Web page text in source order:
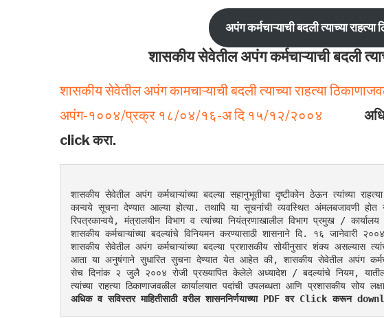
अपंग कर्मचाऱ्याची बदली त्याच्या
शासकीय सेवेतील अपंग कर्मचाऱ्याची बदली
शासकीय सेवेतील अपंग कामचाऱ्याची बदली त्याच्या राहत्या
अपंग-१००४/प्रक्र १८/०४/१६-अ दि १५/१२/२००४
click करा.
शासकीय सेवेतील अपंग कर्मचाऱ्यांच्या बदल्या सहानुभूतीचा दृष्टीकोन ठेऊन त्यांच्या
कान्वये सूचना देण्यात आल्या होत्या. तथापि या सूचनांची व्यवस्थित अंमलबजावणी
रिपत्रकान्वये, मंत्रालयीन विभाग व त्यांच्या नियंत्रणाखालील विभाग प्रमुख /
शासकीय कर्मचाऱ्यांच्या बदल्यांचे विनियमन करण्यासाठी शासनाने दि. १६ जानेवारी
शासकीय सेवेतील अपंग कर्मचाऱ्यांच्या बदल्या प्रशासकीय सोयीनुसार शंक्य असल्यास
आता या अनुषंगाने सुधारित सुचना देण्यात येत आहेत की, शासकीय सेवेतील अपंग
सेच दिनांक २ जुलै २००४ रोजी प्रख्यापित केलेले अध्यादेश / बदल्यांचे नियम, यातील
त्यांच्या राहत्या ठिकाणाजवळील कार्यालयात पदांची उपलब्धता आणि प्रशासकीय सोय
अधिक व सविस्तर माहितीसाठी वरील शासननिर्णयाच्या PDF वर Click करून